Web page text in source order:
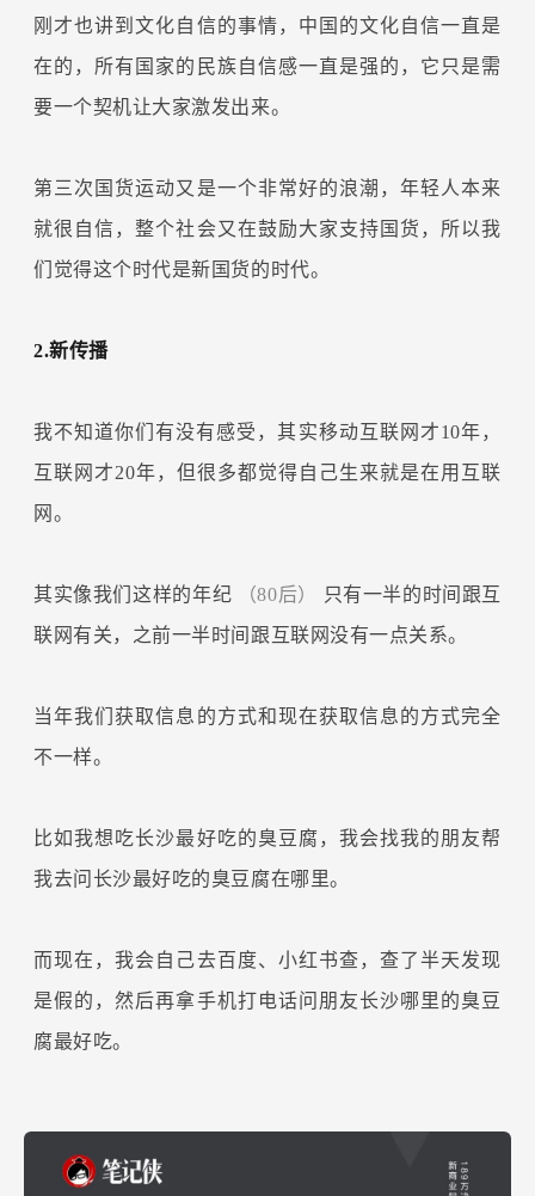
刚才也讲到文化自信的事情，中国的文化自信一直是
在的，所有国家的民族自信感一直是强的，它只是需
要一个契机让大家激发出来。
第三次国货运动又是一个非常好的浪潮，年轻人本来
就很自信，整个社会又在鼓励大家支持国货，所以我
们觉得这个时代是新国货的时代。
2.新传播
我不知道你们有没有感受，其实移动互联网才10年，
互联网才20年，但很多都觉得自己生来就是在用互联
网。
其实像我们这样的年纪 （80后）
只有一半的时间跟互
联网有关，之前一半时间跟互联网没有一点关系。
当年我们获取信息的方式和现在获取信息的方式完全
不一样。
比如我想吃长沙最好吃的臭豆腐，我会找我的朋友帮
我去问长沙最好吃的臭豆腐在哪里。
而现在，我会自己去百度、小红书查，查了半天发现
是假的，然后再拿手机打电话问朋友长沙哪里的臭豆
腐最好吃。